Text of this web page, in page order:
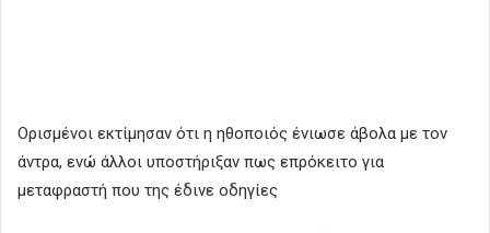
Ορισμένοι εκτίμησαν ότι η ηθοποιός ένιωσε άβολα με τον
άντρα, ενώ άλλοι υποστήριξαν πως επρόκειτο για
μεταφραστή που της έδινε οδηγίες